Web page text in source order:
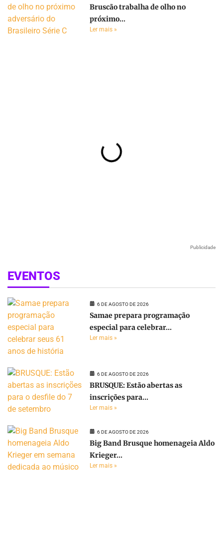
Bruscão trabalha de olho no
próximo...
Ler mais »
Publicidade
EVENTOS
6 DE AGOSTO DE 2026
Samae prepara programação
especial para celebrar...
Ler mais »
6 DE AGOSTO DE 2026
BRUSQUE: Estão abertas as
inscrições para...
Ler mais »
6 DE AGOSTO DE 2026
Big Band Brusque homenageia Aldo
Krieger...
Ler mais »